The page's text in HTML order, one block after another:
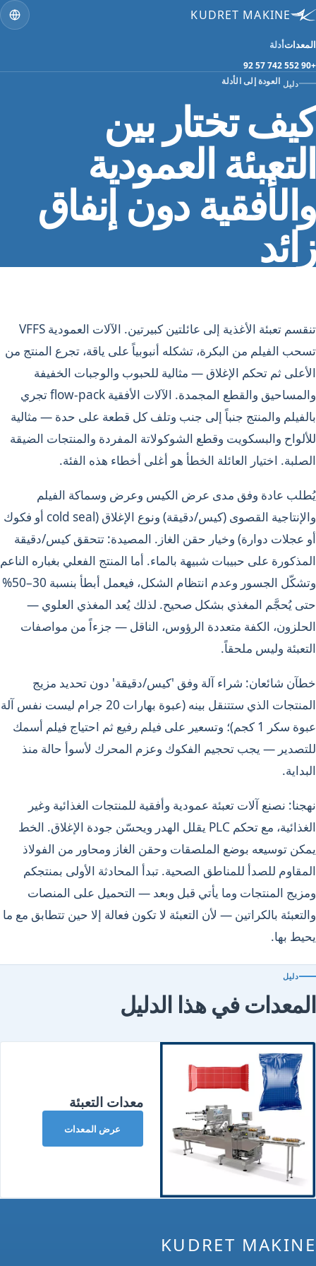
KUDRET MAKINE
المعداتأدلة
+90 552 742 57 92
دليل العودة إلى الأدلة
كيف تختار بين
التعبئة العمودية
والأفقية دون إنفاق
زائد
تنقسم تعبئة الأغذية إلى عائلتين كبيرتين. الآلات العمودية VFFS
تسحب الفيلم من البكرة، تشكله أنبوبياً على ياقة، تجرع المنتج من
الأعلى ثم تحكم الإغلاق — مثالية للحبوب والوجبات الخفيفة
والمساحيق والقطع المجمدة. الآلات الأفقية flow-pack تجري
بالفيلم والمنتج جنباً إلى جنب وتلف كل قطعة على حدة — مثالية
للألواح والبسكويت وقطع الشوكولاتة المفردة والمنتجات الضيقة
الصلبة. اختيار العائلة الخطأ هو أغلى أخطاء هذه الفئة.
يُطلب عادة وفق مدى عرض الكيس وعرض وسماكة الفيلم
والإنتاجية القصوى (كيس/دقيقة) ونوع الإغلاق (cold seal أو فكوك
أو عجلات دوارة) وخيار حقن الغاز. المصيدة: تتحقق كيس/دقيقة
المذكورة على حبيبات شبيهة بالماء. أما المنتج الفعلي بغباره الناعم
وتشكّل الجسور وعدم انتظام الشكل، فيعمل أبطأ بنسبة 30–50%
حتى يُحجَّم المغذي بشكل صحيح. لذلك يُعد المغذي العلوي —
الحلزون، الكفة متعددة الرؤوس، الناقل — جزءاً من مواصفات
التعبئة وليس ملحقاً.
خطآن شائعان: شراء آلة وفق 'كيس/دقيقة' دون تحديد مزيج
المنتجات الذي ستتنقل بينه (عبوة بهارات 20 جرام ليست نفس آلة
عبوة سكر 1 كجم)؛ وتسعير على فيلم رفيع ثم احتياج فيلم أسمك
للتصدير — يجب تحجيم الفكوك وعزم المحرك لأسوأ حالة منذ
البداية.
نهجنا: نصنع آلات تعبئة عمودية وأفقية للمنتجات الغذائية وغير
الغذائية، مع تحكم PLC يقلل الهدر ويحسّن جودة الإغلاق. الخط
يمكن توسيعه بوضع الملصقات وحقن الغاز ومحاور من الفولاذ
المقاوم للصدأ للمناطق الصحية. تبدأ المحادثة الأولى بمنتجكم
ومزيج المنتجات وما يأتي قبل وبعد — التحميل على المنصات
والتعبئة بالكراتين — لأن التعبئة لا تكون فعالة إلا حين تتطابق مع ما
يحيط بها.
دليل
المعدات في هذا الدليل
معدات التعبئة
عرض المعدات
KUDRET MAKINE